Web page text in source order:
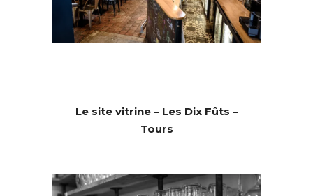
Le site vitrine – Les Dix Fûts –
Tours